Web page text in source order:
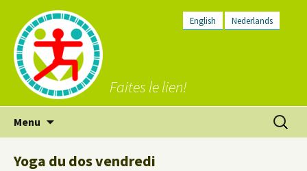
English Nederlands
Faites le lien!
Menu
Yoga du dos vendredi